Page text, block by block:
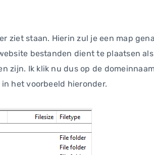
ziet staan. Hierin zul je een map
bestanden dient te plaatsen
zijn. Ik klik nu dus op de
het voorbeeld hieronder.